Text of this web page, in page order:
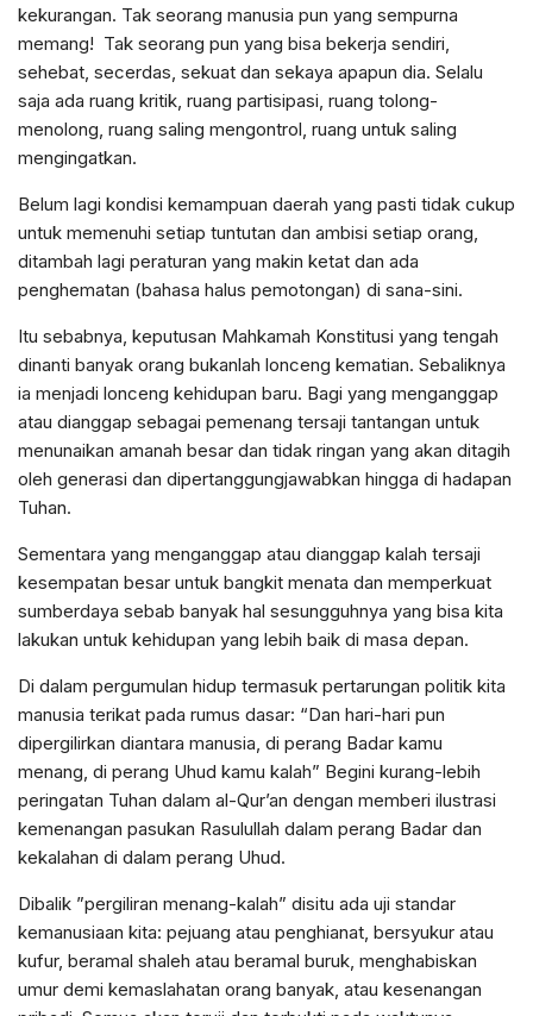
kekurangan. Tak seorang manusia pun yang sempurna
memang! Tak seorang pun yang bisa bekerja sendiri,
sehebat, secerdas, sekuat dan sekaya apapun dia. Selalu
saja ada ruang kritik, ruang partisipasi, ruang tolong-
menolong, ruang saling mengontrol, ruang untuk saling
mengingatkan.
Belum lagi kondisi kemampuan daerah yang pasti tidak cukup
untuk memenuhi setiap tuntutan dan ambisi setiap orang,
ditambah lagi peraturan yang makin ketat dan ada
penghematan (bahasa halus pemotongan) di sana-sini.
Itu sebabnya, keputusan Mahkamah Konstitusi yang tengah
dinanti banyak orang bukanlah lonceng kematian. Sebaliknya
ia menjadi lonceng kehidupan baru. Bagi yang menganggap
atau dianggap sebagai pemenang tersaji tantangan untuk
menunaikan amanah besar dan tidak ringan yang akan ditagih
oleh generasi dan dipertanggungjawabkan hingga di hadapan
Tuhan.
Sementara yang menganggap atau dianggap kalah tersaji
kesempatan besar untuk bangkit menata dan memperkuat
sumberdaya sebab banyak hal sesungguhnya yang bisa kita
lakukan untuk kehidupan yang lebih baik di masa depan.
Di dalam pergumulan hidup termasuk pertarungan politik kita
manusia terikat pada rumus dasar: “Dan hari-hari pun
dipergilirkan diantara manusia, di perang Badar kamu
menang, di perang Uhud kamu kalah” Begini kurang-lebih
peringatan Tuhan dalam al-Qur’an dengan memberi ilustrasi
kemenangan pasukan Rasulullah dalam perang Badar dan
kekalahan di dalam perang Uhud.
Dibalik ”pergiliran menang-kalah” disitu ada uji standar
kemanusiaan kita: pejuang atau penghianat, bersyukur atau
kufur, beramal shaleh atau beramal buruk, menghabiskan
umur demi kemaslahatan orang banyak, atau kesenangan